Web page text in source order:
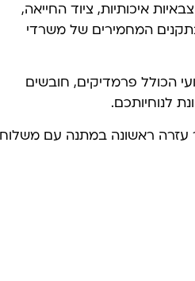
בתקנים המחמירים של משרדי
הכולל פרמדיקים, חובשים
לנוחיותכם.
עזרה ראשונה במתנה עם משלוח